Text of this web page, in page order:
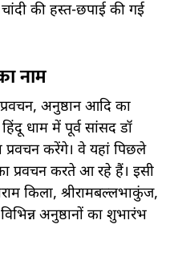
की हस्त-छपाई की गई
नाम
अनुष्ठान आदि का
धाम में पूर्व सांसद डॉ
प्रवचन करेंगे। वे यहां पिछले
प्रवचन करते आ रहे हैं। इसी
किला, श्रीरामबल्लभाकुंज,
अनुष्ठानों का शुभारंभ